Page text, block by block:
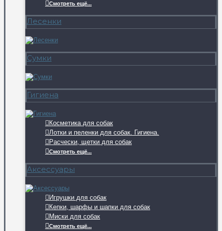
Смотреть ещё...
Лесенки
Сумки
Гигиена
Косметика для собак
Лотки и пеленки для собак. Гигиена.
Расчески, щетки для собак
Смотреть ещё...
Аксессуары
Игрушки для собак
Кепки, шарфы и шапки для собак
Миски для собак
Смотреть ещё...